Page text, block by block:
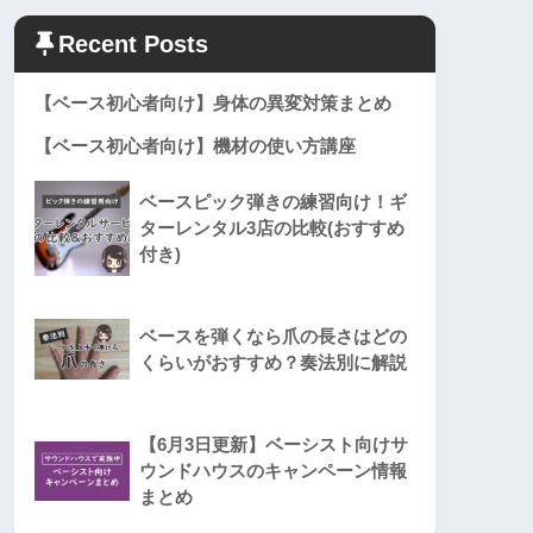
Recent Posts
【ベース初心者向け】身体の異変対策まとめ
【ベース初心者向け】機材の使い方講座
ベースピック弾きの練習向け！ギ
ターレンタル3店の比較(おすすめ
付き)
ベースを弾くなら爪の長さはどの
くらいがおすすめ？奏法別に解説
【6月3日更新】ベーシスト向けサ
ウンドハウスのキャンペーン情報
まとめ